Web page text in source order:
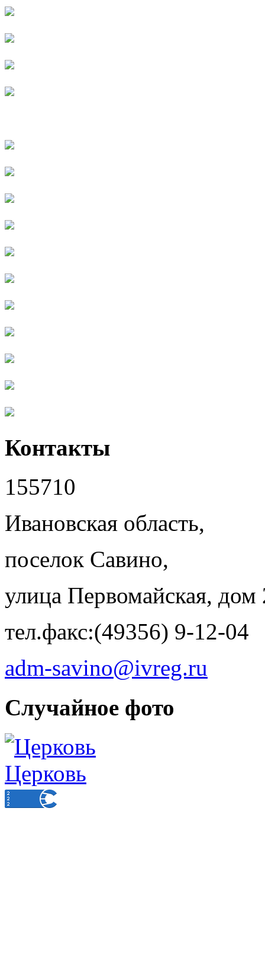
Контакты
155710
Ивановская область,
поселок Савино,
улица Первомайская, дом
тел.факс:(49356) 9-12-04
adm-savino@ivreg.ru
Случайное фото
Церковь